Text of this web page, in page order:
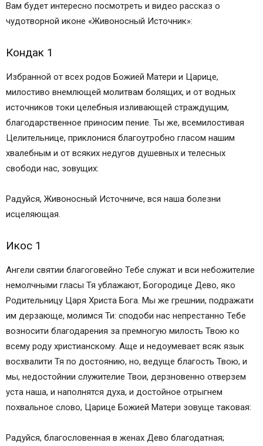
Вам будет интересно посмотреть и видео рассказ о
чудотворной иконе «Живоносный Источник»:
Кондак 1
Избранной от всех родов Божией Матери и Царице,
милостиво внемлющей молитвам болящих, и от водных
источников токи целебныя изливающей страждущим,
благодарственное приносим пение. Ты же, всемилостивая
Целительнице, приклонися благоутробно гласом нашим
хвалебным и от всяких недугов душевных и телесных
свободи нас, зовущих:
Радуйся, Живоносный Источниче, вся наша болезни
исцеляющая.
Икос 1
Ангели святии благоговейно Тебе служат и вси небожителие
немолчными гласы Тя ублажают, Богородице Дево, яко
Родительницу Царя Христа Бога. Мы же грешнии, подражати
им дерзающе, молимся Ти: сподоби нас непрестанно Тебе
возносити благодарения за премногую милость Твою ко
всему роду христианскому. Аще и недоумевает всяк язык
восхвалити Тя по достоянию, но, ведуще благость Твою, и
мы, недостойнии служителие Твои, дерзновенно отверзем
уста наша, и наполнятся духа, и достойное отрыгнем
похвальное слово, Царице Божией Матери зовуще таковая:
Радуйся, благословенная в женах Дево благодатная;